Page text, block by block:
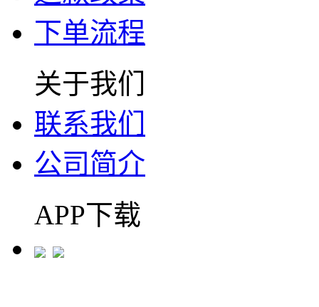
下单流程
关于我们
联系我们
公司简介
APP下载